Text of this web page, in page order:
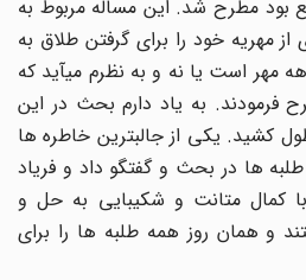
مطرح شد. این مساله مربوط به
مهریه خود را برای گرفتن طلاق به
مهر است یا نه و به نظرم میآید که
فرمودند. به یاد دارم بحث در این
یکی از جالبترین خاطره ها
ها در بحث و گفتگو داد و فریاد
کمال متانت و شکیبایی به حل و
و همان روز همه طلبه ها را برای